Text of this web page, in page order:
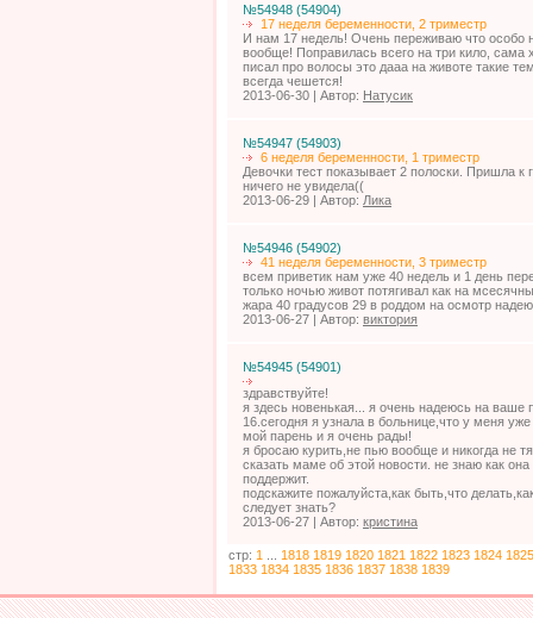
№54948 (54904)
17 неделя беременности, 2 триместр
И нам 17 недель! Очень переживаю что особо
вообще! Поправилась всего на три кило, сама
писал про волосы это дааа на животе такие
всегда чешется!
2013-06-30 | Автор: Натусик
№54947 (54903)
6 неделя беременности, 1 триместр
Девочки тест показывает 2 полоски. Пришла к
ничего не увидела((
2013-06-29 | Автор: Лика
№54946 (54902)
41 неделя беременности, 3 триместр
всем приветик нам уже 40 недель и 1 день
только ночью живот потягивал как на
жара 40 градусов 29 в роддом на осмотр
2013-06-27 | Автор: виктория
№54945 (54901)
здравствуйте!
я здесь новенькая... я очень надеюсь на ваше
16.сегодня я узнала в больнице,что у меня
мой парень и я очень рады!
я бросаю курить,не пью вообще и никогда не
сказать маме об этой новости. не знаю как
поддержит.
подскажите пожалуйста,как быть,что
следует знать?
2013-06-27 | Автор: кристина
стр: 1 1818 1819 1820 1821 1822 1823 1824 1825
1833 1834 1835 1836 1837 1838 1839